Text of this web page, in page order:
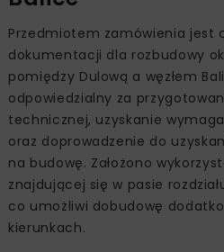
Przedmiotem zamówienia jest
dokumentacji dla rozbudowy
pomiędzy Dulową a węzłem
odpowiedzialny za
technicznej, uzyskanie
oraz doprowadzenie do
na budowę. Założono
znajdującej się w pasie
co umożliwi dobudowę
kierunkach.